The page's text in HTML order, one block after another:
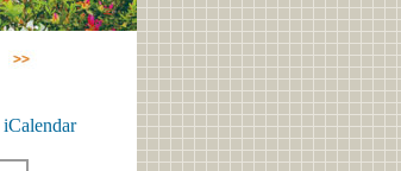
iCalendar